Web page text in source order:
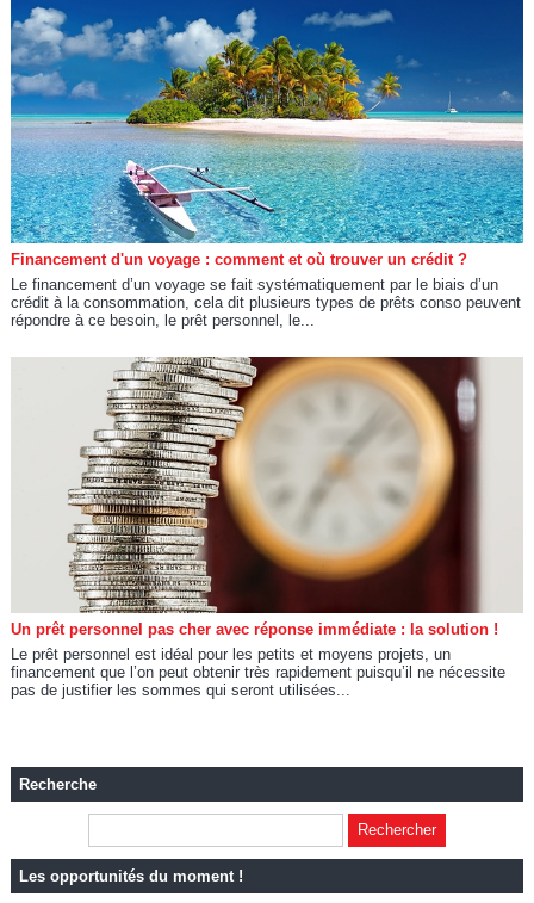
Financement d'un voyage : comment et où trouver un crédit ?
Le financement d’un voyage se fait systématiquement par le biais d’un
crédit à la consommation, cela dit plusieurs types de prêts conso peuvent
répondre à ce besoin, le prêt personnel, le...
Un prêt personnel pas cher avec réponse immédiate : la solution !
Le prêt personnel est idéal pour les petits et moyens projets, un
financement que l’on peut obtenir très rapidement puisqu’il ne nécessite
pas de justifier les sommes qui seront utilisées...
Recherche
Les opportunités du moment !